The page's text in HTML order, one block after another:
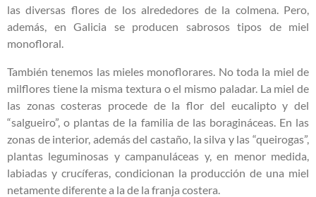
las diversas flores de los alrededores de la colmena. Pero,
además, en Galicia se producen sabrosos tipos de miel
monofloral.
También tenemos las mieles monoflorares. No toda la miel de
milflores tiene la misma textura o el mismo paladar. La miel de
las zonas costeras procede de la flor del eucalipto y del
“salgueiro”, o plantas de la familia de las boragináceas. En las
zonas de interior, además del castaño, la silva y las “queirogas”,
plantas leguminosas y campanuláceas y, en menor medida,
labiadas y crucíferas, condicionan la producción de una miel
netamente diferente a la de la franja costera.